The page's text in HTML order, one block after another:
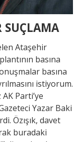
SUÇLAMA
Ataşehir
basına
basına
istiyorum.
Parti’ye
Yazar Baki
Özışık, davet
buradaki